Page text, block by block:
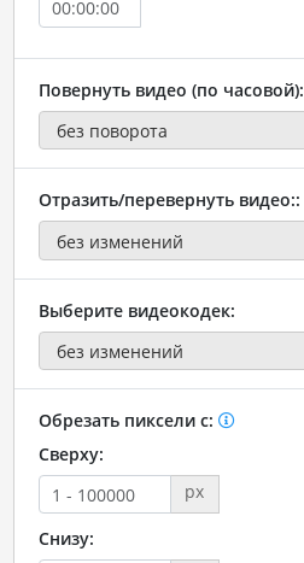
Повернуть видео (по часовой):
Отразить/перевернуть видео::
Выберите видеокодек:
Обрезать пиксели с:
Сверху:
px
Снизу: